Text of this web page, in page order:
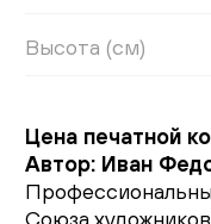
Высота (см)
Цена печатной
Автор: Иван
Союза